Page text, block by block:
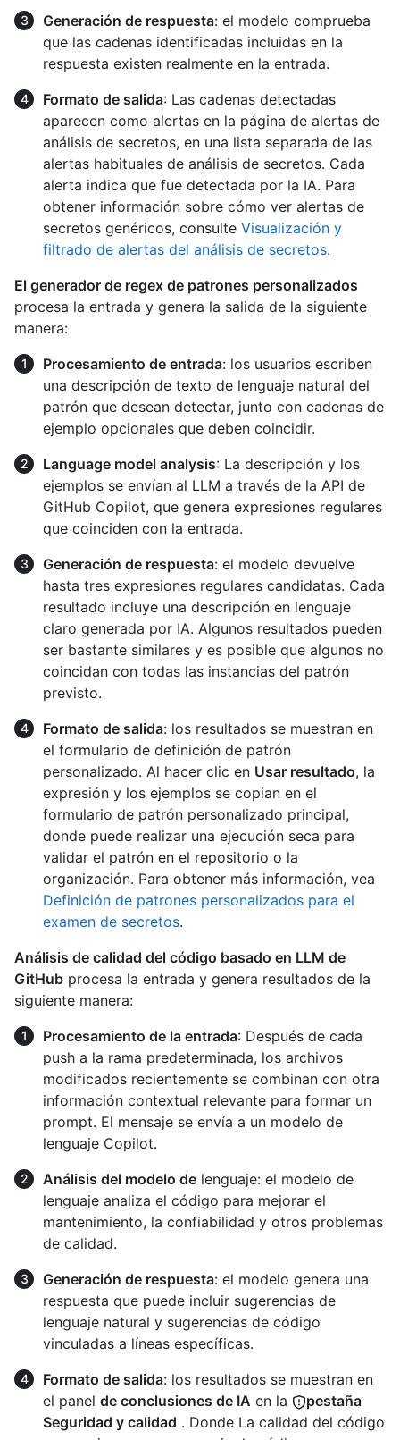
Generación de respuesta: el modelo comprueba
que las cadenas identificadas incluidas en la
respuesta existen realmente en la entrada.
Formato de salida: Las cadenas detectadas
aparecen como alertas en la página de alertas de
análisis de secretos, en una lista separada de las
alertas habituales de análisis de secretos. Cada
alerta indica que fue detectada por la IA. Para
obtener información sobre cómo ver alertas de
secretos genéricos, consulte Visualización y
filtrado de alertas del análisis de secretos.
El generador de regex de patrones personalizados
procesa la entrada y genera la salida de la siguiente
manera:
Procesamiento de entrada: los usuarios escriben
una descripción de texto de lenguaje natural del
patrón que desean detectar, junto con cadenas de
ejemplo opcionales que deben coincidir.
Language model analysis: La descripción y los
ejemplos se envían al LLM a través de la API de
GitHub Copilot, que genera expresiones regulares
que coinciden con la entrada.
Generación de respuesta: el modelo devuelve
hasta tres expresiones regulares candidatas. Cada
resultado incluye una descripción en lenguaje
claro generada por IA. Algunos resultados pueden
ser bastante similares y es posible que algunos no
coincidan con todas las instancias del patrón
previsto.
Formato de salida: los resultados se muestran en
el formulario de definición de patrón
personalizado. Al hacer clic en Usar resultado, la
expresión y los ejemplos se copian en el
formulario de patrón personalizado principal,
donde puede realizar una ejecución seca para
validar el patrón en el repositorio o la
organización. Para obtener más información, vea
Definición de patrones personalizados para el
examen de secretos.
Análisis de calidad del código basado en LLM de
GitHub procesa la entrada y genera resultados de la
siguiente manera:
Procesamiento de la entrada: Después de cada
push a la rama predeterminada, los archivos
modificados recientemente se combinan con otra
información contextual relevante para formar un
prompt. El mensaje se envía a un modelo de
lenguaje Copilot.
Análisis del modelo de lenguaje: el modelo de
lenguaje analiza el código para mejorar el
mantenimiento, la confiabilidad y otros problemas
de calidad.
Generación de respuesta: el modelo genera una
respuesta que puede incluir sugerencias de
lenguaje natural y sugerencias de código
vinculadas a líneas específicas.
Formato de salida: los resultados se muestran en
el panel de conclusiones de IA en la
pestaña
Seguridad y calidad . Donde La calidad del código